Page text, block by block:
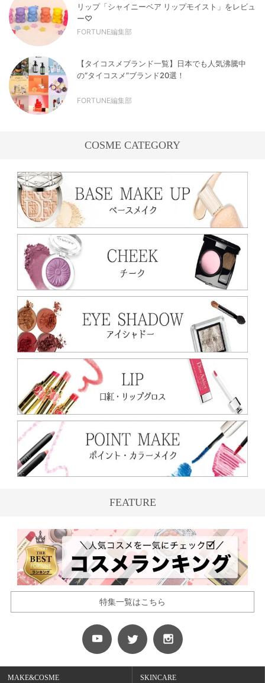
リップ「シャイニーベア リップモイスト」をレビュ
ー♡
FORTUNE編集部
【タイコスメブランド一覧】日本でも人気沸騰中
の“タイコスメ”ブランド20選！
FORTUNE編集部
COSME CATEGORY
FEATURE
特集一覧はこちら
MAKE&COSME SKINCARE